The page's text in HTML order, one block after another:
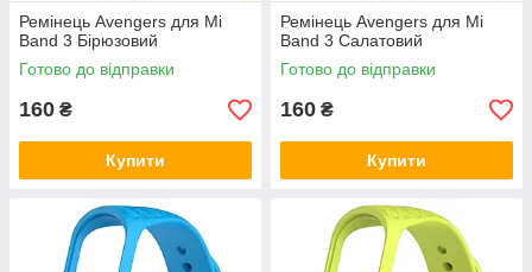
Ремінець Avengers для Mi
Band 3 Бірюзовий
Готово до відправки
160 ₴
Купити
Ремінець Avengers для Mi
Band 3 Салатовий
Готово до відправки
160 ₴
Купити